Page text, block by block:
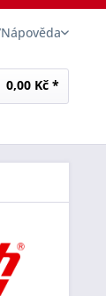
0,00 Kč *